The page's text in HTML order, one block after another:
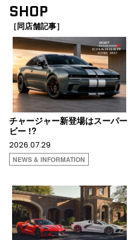
SHOP
［同店舗記事］
チャージャー新登場はスーパー
ビー !?
2026.07.29
NEWS & INFORMATION